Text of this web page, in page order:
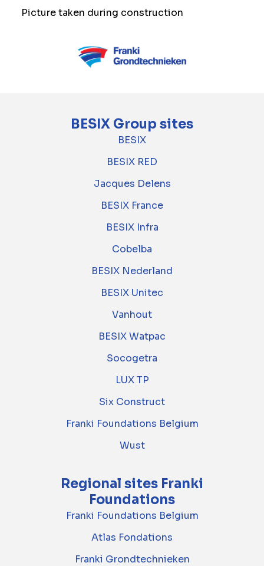
Picture taken during construction
BESIX Group sites
BESIX
BESIX RED
Jacques Delens
BESIX France
BESIX Infra
Cobelba
BESIX Nederland
BESIX Unitec
Vanhout
BESIX Watpac
Socogetra
LUX TP
Six Construct
Franki Foundations Belgium
Wust
Regional sites Franki
Foundations
Franki Foundations Belgium
Atlas Fondations
Franki Grondtechnieken